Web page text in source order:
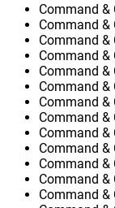
Command &
Command &
Command &
Command &
Command &
Command &
Command &
Command &
Command &
Command &
Command &
Command &
Command &